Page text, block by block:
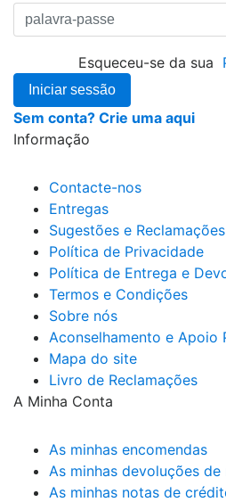
Esqueceu-se da sua
Iniciar sessão
Sem conta? Crie uma aqui
Informação
Contacte-nos
Entregas
Sugestões e
Política de Privacidade
Política de Entrega e
Termos e Condições
Sobre nós
Aconselhamento e Apoio
Mapa do site
Livro de Reclamações
A Minha Conta
As minhas encomendas
As minhas devoluções de
As minhas notas de